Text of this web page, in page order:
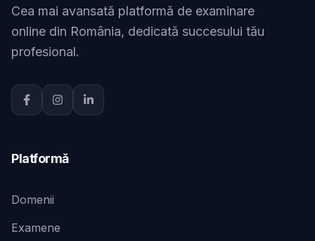
Cea mai avansată platformă de examinare
online din România, dedicată succesului tău
profesional.
Platformă
Domenii
Examene